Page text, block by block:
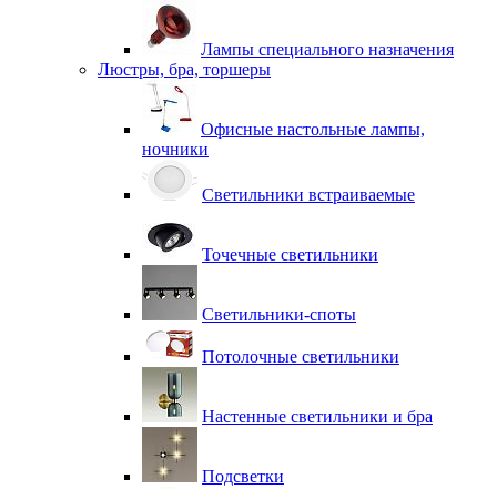
Лампы специального назначения
Люстры, бра, торшеры
Офисные настольные лампы,
ночники
Светильники встраиваемые
Точечные светильники
Светильники-споты
Потолочные светильники
Настенные светильники и бра
Подсветки